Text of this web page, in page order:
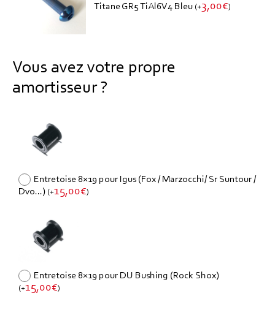
Titane GR5 TiAl6V4 Bleu (+3,00€)
Vous avez votre propre
amortisseur ?
Entretoise 8×19 pour Igus (Fox / Marzocchi/ Sr Suntour /
Dvo...) (+15,00€)
Entretoise 8×19 pour DU Bushing (Rock Shox)
(+15,00€)